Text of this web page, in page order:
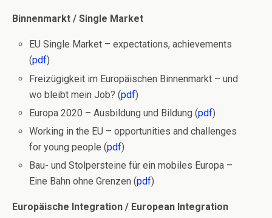
Binnenmarkt / Single Market
EU Single Market – expectations, achievements
(pdf)
Freizügigkeit im Europäischen Binnenmarkt – und
wo bleibt mein Job? (pdf)
Europa 2020 – Ausbildung und Bildung (pdf)
Working in the EU – opportunities and challenges
for young people (pdf)
Bau- und Stolpersteine für ein mobiles Europa –
Eine Bahn ohne Grenzen (pdf)
Europäische Integration / European Integration